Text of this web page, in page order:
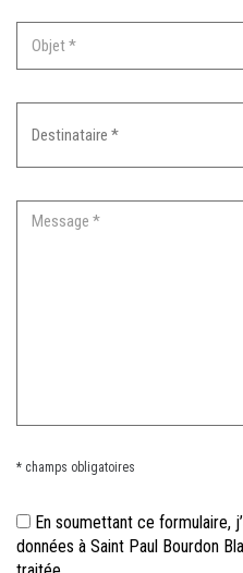
* champs obligatoires
En soumettant ce formulaire,
données à Saint Paul Bourdon